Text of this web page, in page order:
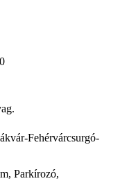
Fehérvárcsurgó-
Parkírozó,